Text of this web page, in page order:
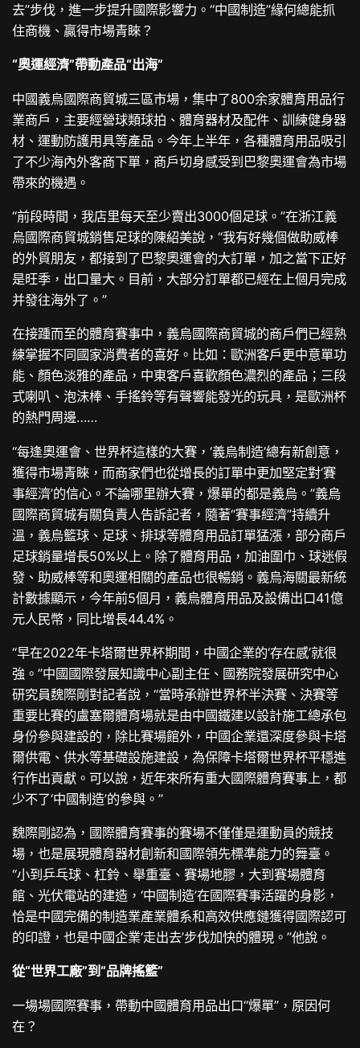
去”步伐，進一步提升國際影響力。“中國制造”緣何總能抓
住商機、贏得市場青睞？
“奧運經濟”帶動產品“出海”
中國義烏國際商貿城三區市場，集中了800余家體育用品行
業商戶，主要經營球類球拍、體育器材及配件、訓練健身器
材、運動防護用具等產品。今年上半年，各種體育用品吸引
了不少海內外客商下單，商戶切身感受到巴黎奧運會為市場
帶來的機遇。
“前段時間，我店里每天至少賣出3000個足球。”在浙江義
烏國際商貿城銷售足球的陳紹美說，“我有好幾個做助威棒
的外貿朋友，都接到了巴黎奧運會的大訂單，加之當下正好
是旺季，出口量大。目前，大部分訂單都已經在上個月完成
并發往海外了。”
在接踵而至的體育賽事中，義烏國際商貿城的商戶們已經熟
練掌握不同國家消費者的喜好。比如：歐洲客戶更中意單功
能、顏色淡雅的產品，中東客戶喜歡顏色濃烈的產品；三段
式喇叭、泡沫棒、手搖鈴等有聲響能發光的玩具，是歐洲杯
的熱門周邊……
“每逢奧運會、世界杯這樣的大賽，‘義烏制造’總有新創意，
獲得市場青睞，而商家們也從增長的訂單中更加堅定對‘賽
事經濟’的信心。不論哪里辦大賽，爆單的都是義烏。”義烏
國際商貿城有關負責人告訴記者，隨著“賽事經濟”持續升
溫，義烏籃球、足球、排球等體育用品訂單猛漲，部分商戶
足球銷量增長50%以上。除了體育用品，加油圍巾、球迷假
發、助威棒等和奧運相關的產品也很暢銷。義烏海關最新統
計數據顯示，今年前5個月，義烏體育用品及設備出口41億
元人民幣，同比增長44.4%。
“早在2022年卡塔爾世界杯期間，中國企業的‘存在感’就很
強。”中國國際發展知識中心副主任、國務院發展研究中心
研究員魏際剛對記者說，“當時承辦世界杯半決賽、決賽等
重要比賽的盧塞爾體育場就是由中國鐵建以設計施工總承包
身份參與建設的，除比賽場館外，中國企業還深度參與卡塔
爾供電、供水等基礎設施建設，為保障卡塔爾世界杯平穩進
行作出貢獻。可以說，近年來所有重大國際體育賽事上，都
少不了‘中國制造’的參與。”
魏際剛認為，國際體育賽事的賽場不僅僅是運動員的競技
場，也是展現體育器材創新和國際領先標準能力的舞臺。
“小到乒乓球、杠鈴、舉重臺、賽場地膠，大到賽場體育
館、光伏電站的建造，‘中國制造’在國際賽事活躍的身影，
恰是中國完備的制造業產業體系和高效供應鏈獲得國際認可
的印證，也是中國企業‘走出去’步伐加快的體現。”他說。
從“世界工廠”到“品牌搖籃”
一場場國際賽事，帶動中國體育用品出口“爆單”，原因何
在？